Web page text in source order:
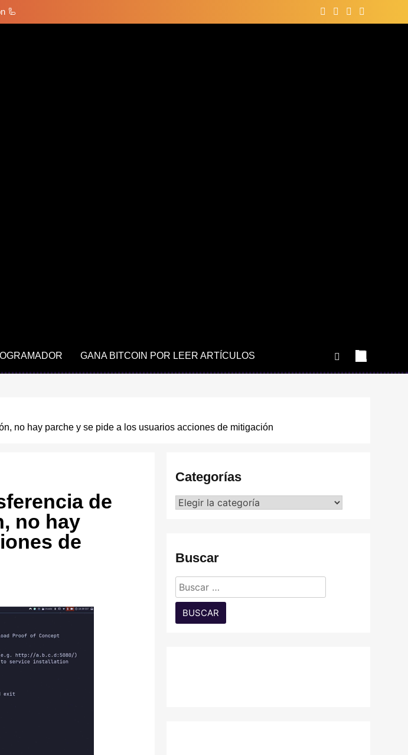
🦾
GANA BITCOIN POR LEER ARTÍCULOS
no hay parche y se pide a los usuarios acciones de mitigación
de
no hay
de
Categorías
Categorías
Buscar
Buscar: